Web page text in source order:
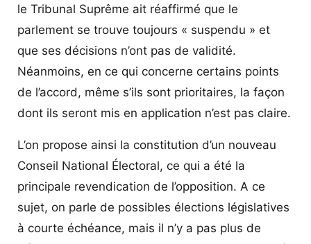
le Tribunal Suprême ait réaffirmé que le
parlement se trouve toujours « suspendu » et
que ses décisions n’ont pas de validité.
Néanmoins, en ce qui concerne certains points
de l’accord, même s’ils sont prioritaires, la façon
dont ils seront mis en application n’est pas claire.
L’on propose ainsi la constitution d’un nouveau
Conseil National Électoral, ce qui a été la
principale revendication de l’opposition. A ce
sujet, on parle de possibles élections législatives
à courte échéance, mais il n’y a pas plus de